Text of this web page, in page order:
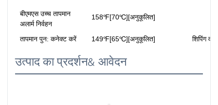
बीएमएस उच्च तापमान
अलार्म निर्वहन
158℉[70℃][अनुकूलित]
तापमान पुन: कनेक्ट करें 149℉[65℃][अनुकूलित] शिपिंग
उत्पाद का प्रदर्शन& आवेदन